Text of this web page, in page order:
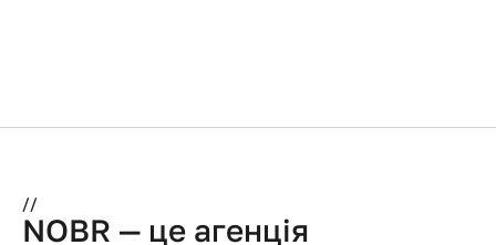
//
NOBR — це агенція